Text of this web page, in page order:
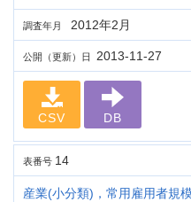
調査年月 2012年2月
公開（更新）日 2013-11-27
CSV DB
表番号 14
産業(小分類)，常用雇用者規